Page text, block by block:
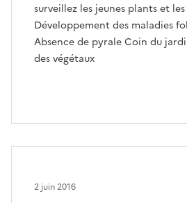
surveillez les jeunes plants et les
Développement des maladies
Absence de pyrale Coin du
des végétaux
2 juin 2016